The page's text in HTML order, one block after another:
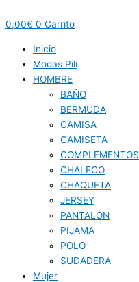
0,00€ 0 Carrito
Inicio
Modas Pili
HOMBRE
BAÑO
BERMUDA
CAMISA
CAMISETA
COMPLEMENTOS
CHALECO
CHAQUETA
JERSEY
PANTALON
PIJAMA
POLO
SUDADERA
Mujer